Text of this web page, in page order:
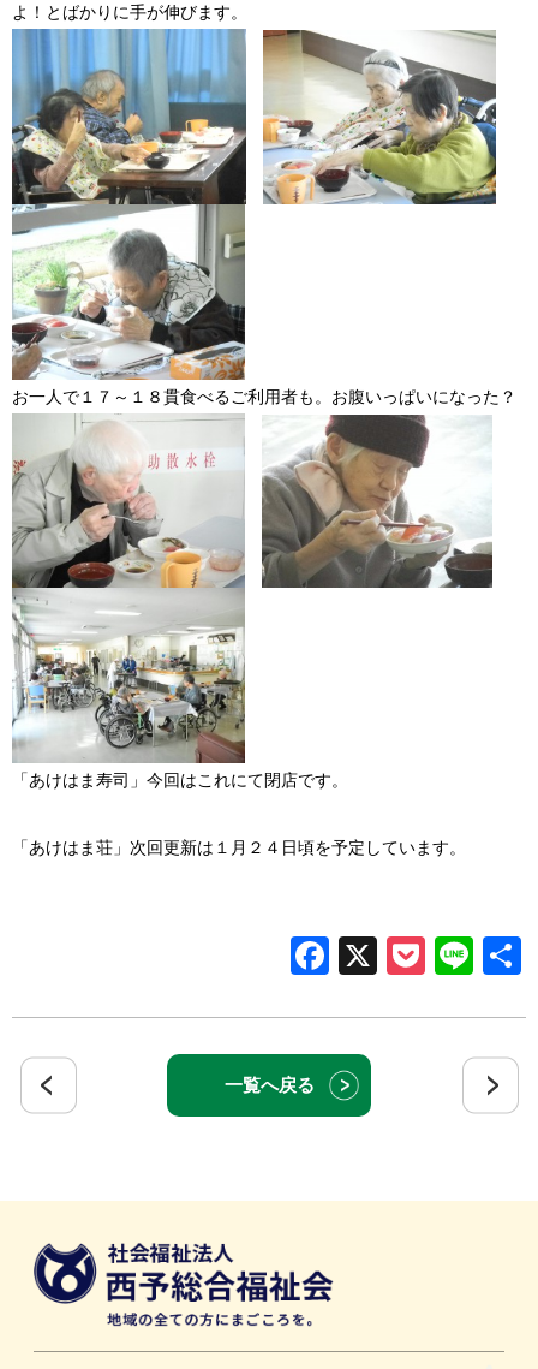
よ！とばかりに手が伸びます。
お一人で１７～１８貫食べるご利用者も。お腹いっぱいになった？
「あけはま寿司」今回はこれにて閉店です。
「あけはま荘」次回更新は１月２４日頃を予定しています。
Facebook
X
一覧へ戻る